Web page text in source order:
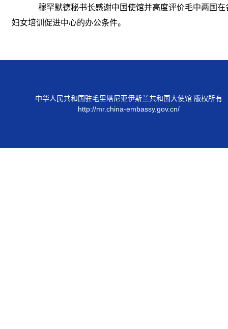
穆罕默德秘书长感谢中国使馆并高度评价毛中两国
妇女培训促进中心的办公条件。
中华人民共和国驻毛里塔尼亚伊斯兰共和国大使馆 版权所有
http://mr.china-embassy.gov.cn/